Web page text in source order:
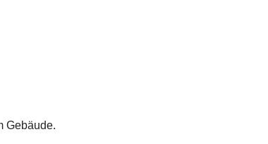
Gebäude.